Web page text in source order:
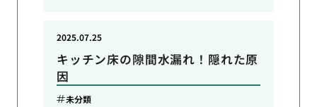
キッチン床の隙間水漏れ！隠れた原
因
2025.07.25
未分類